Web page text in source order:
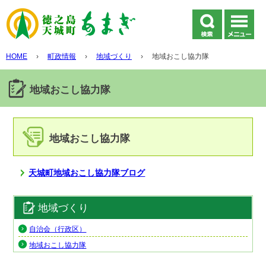
HOME › 町政情報 › 地域づくり › 地域おこし協力隊
地域おこし協力隊
地域おこし協力隊
天城町地域おこし協力隊ブログ
地域づくり
自治会（行政区）
地域おこし協力隊